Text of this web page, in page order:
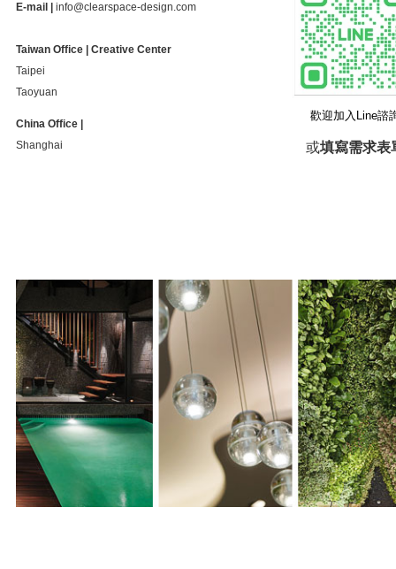
E-mail |
info@clearspace-design.com
Taiwan Office | Creative Center
Taipei
Taoyuan
China Office |
Shanghai
歡迎加入Line諮
或填寫需求表